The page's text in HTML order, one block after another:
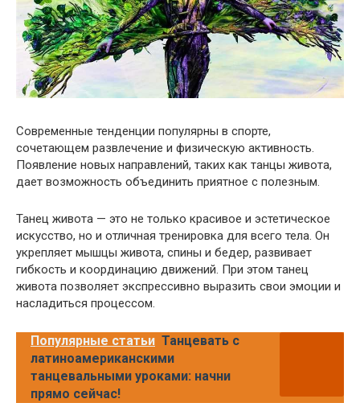
Современные тенденции популярны в спорте,
сочетающем развлечение и физическую активность.
Появление новых направлений, таких как танцы живота,
дает возможность объединить приятное с полезным.
Танец живота — это не только красивое и эстетическое
искусство, но и отличная тренировка для всего тела. Он
укрепляет мышцы живота, спины и бедер, развивает
гибкость и координацию движений. При этом танец
живота позволяет экспрессивно выразить свои эмоции и
насладиться процессом.
Популярные статьи Танцевать с
латиноамериканскими
танцевальными уроками: начни
прямо сейчас!